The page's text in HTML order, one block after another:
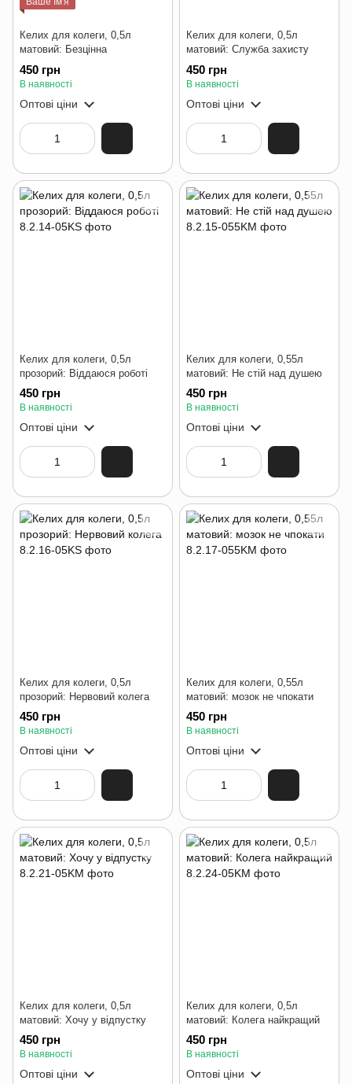
Келих для колеги, 0,5л
матовий: Безцінна
450 грн
В наявності
Оптові ціни
Келих для колеги, 0,5л
матовий: Служба захисту
450 грн
В наявності
Оптові ціни
Келих для колеги, 0,5л
прозорий: Віддаюся роботі
450 грн
В наявності
Оптові ціни
Келих для колеги, 0,55л
матовий: Не стій над душею
450 грн
В наявності
Оптові ціни
Келих для колеги, 0,5л
прозорий: Нервовий колега
450 грн
В наявності
Оптові ціни
Келих для колеги, 0,55л
матовий: мозок не чпокати
450 грн
В наявності
Оптові ціни
Келих для колеги, 0,5л
матовий: Хочу у відпустку
450 грн
В наявності
Оптові ціни
Келих для колеги, 0,5л
матовий: Колега найкращий
450 грн
В наявності
Оптові ціни